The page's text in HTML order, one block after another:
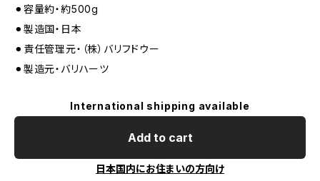
⚫︎容量約・約500g
⚫︎製造国・日本
⚫︎責任管理元・（株）バリフドウー
⚫︎製造元・バリハーツ
International shipping available
Add to cart
日本国内にお住まいの方向け